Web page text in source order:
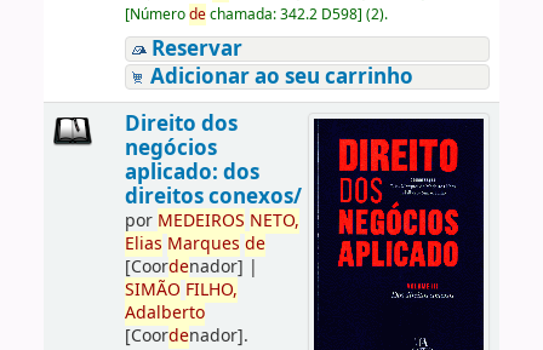
[Númerodechamada:342.2 D598] (2).
Reservar
Adicionar ao seu carrinho
Direito dos
negócios
aplicado: dos
direitos conexos/
por MEDEIROS NETO,
Elias Marques de
[Coordenador] |
SIMÃO FILHO,
Adalberto
[Coordenador].